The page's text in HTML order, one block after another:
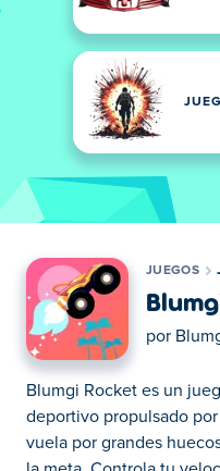
JUEGOS
por
Blumgi Rocket es un
deportivo propulsado
vuela por grandes